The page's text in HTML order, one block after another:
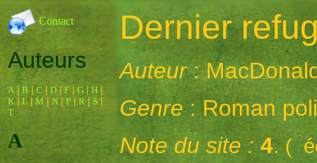
Contact
Auteurs
A B |C D| F G|H
K| L|M N P R | S
T
A
Dernier
Auteur:
Genre: Roman
Note du site : 4.(